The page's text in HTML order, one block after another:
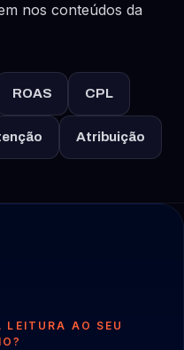
nos conteúdos da
ROAS CPL
Atribuição
LEITURA AO SEU